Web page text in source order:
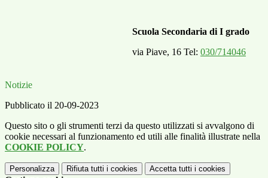
Scuola Secondaria di I grado
via Piave, 16 Tel: 030/714046
Notizie
Pubblicato il 20-09-2023
Questo sito o gli strumenti terzi da questo utilizzati si avvalgono di
cookie necessari al funzionamento ed utili alle finalità illustrate nella
COOKIE POLICY.
Personalizza Rifiuta tutti i cookies Accetta tutti i cookies